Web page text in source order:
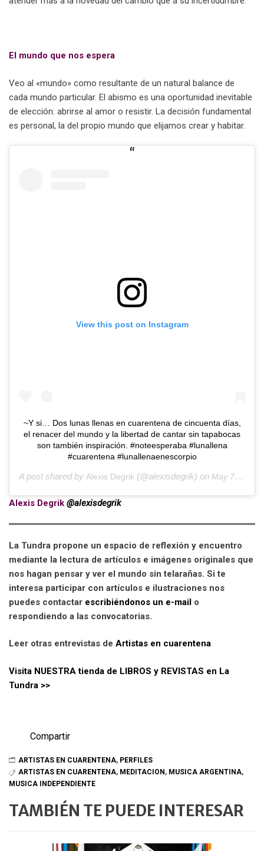
El mundo que nos espera
Veo al «mundo» como resultante de un natural balance de
cada mundo particular. El abismo es una oportunidad inevitable
de elección: abrirse al amor o resistir. La decisión fundamental
es personal, la del propio mundo que elijamos crear y habitar.
View this post on Instagram
~Y si… Dos lunas llenas en cuarentena de cincuenta días,
el renacer del mundo y la libertad de cantar sin tapabocas
son también inspiración. #noteesperaba #lunallena
#cuarentena #lunallenaenescorpio
A post shared by Alexis Degrik (@alexisdegrik) on May 7, 2020 at 5:55pm PDT
Alexis Degrik @alexisdegrik
La Tundra propone un espacio de reflexión y encuentro
mediante la lectura de artículos e imágenes originales que
nos hagan pensar y ver el mundo sin telarañas. Si te
interesa participar con artículos e ilustraciones nos
puedes contactar escribiéndonos un e-mail o
respondiendo a las convocatorias.
Leer otras entrevistas de Artistas en cuarentena
Visita NUESTRA tienda de LIBROS y REVISTAS en La
Tundra >>
Compartir
ARTISTAS EN CUARENTENA, PERFILES
ARTISTAS EN CUARENTENA, MEDITACION , MUSICA ARGENTINA,
MUSICA INDEPENDIENTE
TAMBIÉN TE PUEDE INTERESAR